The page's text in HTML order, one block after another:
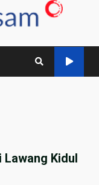
Lawang Kidul